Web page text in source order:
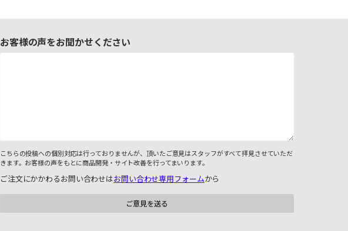
お客様の声をお聞かせください
こちらの投稿への個別対応は行っておりませんが、頂いたご意見はスタッフがすべて拝見させていただ
きます。お客様の声をもとに商品開発・サイト改善を行ってまいります。
ご注文にかかわるお問い合わせはお問い合わせ専用フォームから